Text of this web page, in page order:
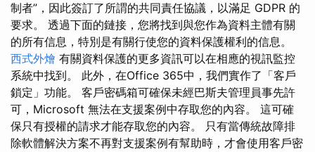
制者”，因此簽訂了所謂的共同責任協議，以滿足 GDPR 的
要求。 透過下面的鏈接，您將找到與您作為資料主體有關
的所有信息，特別是有關行使您的資料保護權利的信息。
西式外燴 有關資料保護的更多資訊可以在相應的視訊監控
系統中找到。 此外，在Office 365中，我們實作了「客戶
鎖定」功能。 客戶密碼箱可確保未經巴斯夫管理員事先許
可，Microsoft 無法在支援案例中存取您的內容。 這可確
保只有授權的請求才能存取您的內容。 只有當傳統故障排
除軟體解決方案不再對支援案例有幫助時，才會使用客戶密